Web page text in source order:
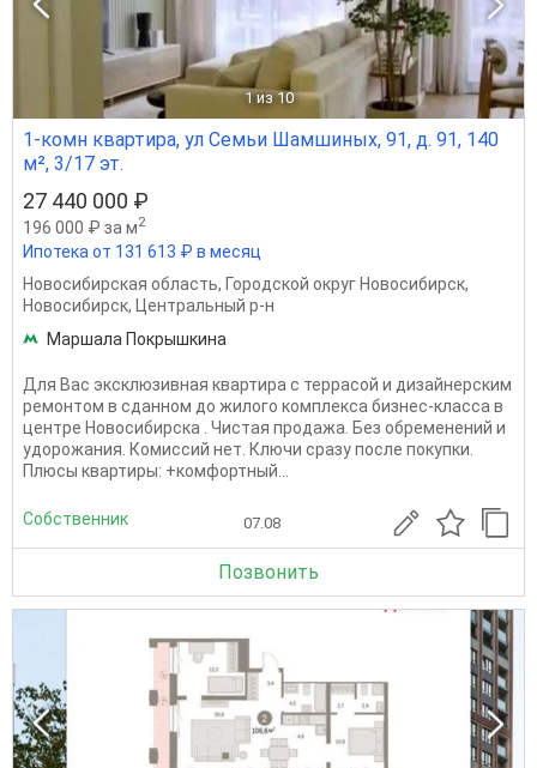
1 из 10
1-комн квартира, ул Семьи Шамшиных, 91, д. 91, 140
м², 3/17 эт.
27 440 000 ₽
196 000 ₽ за м2
Ипотека от 131 613 ₽ в месяц
Новосибирская область, Городской округ Новосибирск,
Новосибирск,
Центральный р-н
Маршала Покрышкина
Для Вас эксклюзивная квартира с террасой и дизайнерским
ремонтом в сданном до жилого комплекса бизнес-класса в
центре Новосибирска . Чистая продажа. Без обременений и
удорожания. Комиссий нет. Ключи сразу после покупки.
Плюсы квартиры: +комфортный...
Собственник 07.08
Позвонить